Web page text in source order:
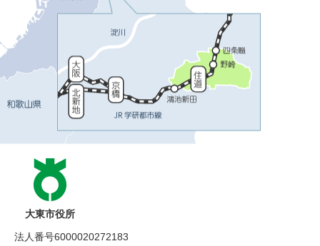
大東市役所
法人番号6000020272183